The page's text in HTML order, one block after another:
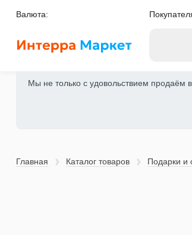
Валюта:
Мы не только с удовольствием продаём
Главная Каталог товаров Подарки и